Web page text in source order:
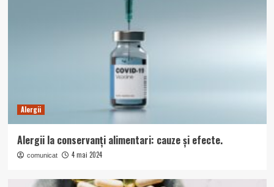
Alergii
Alergii la conservanți alimentari: cauze și efecte.
comunicat 4 mai 2024